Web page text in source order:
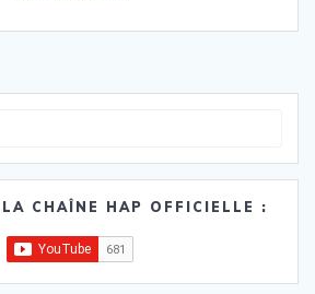
LA CHAÎNE HAP OFFICIELLE :